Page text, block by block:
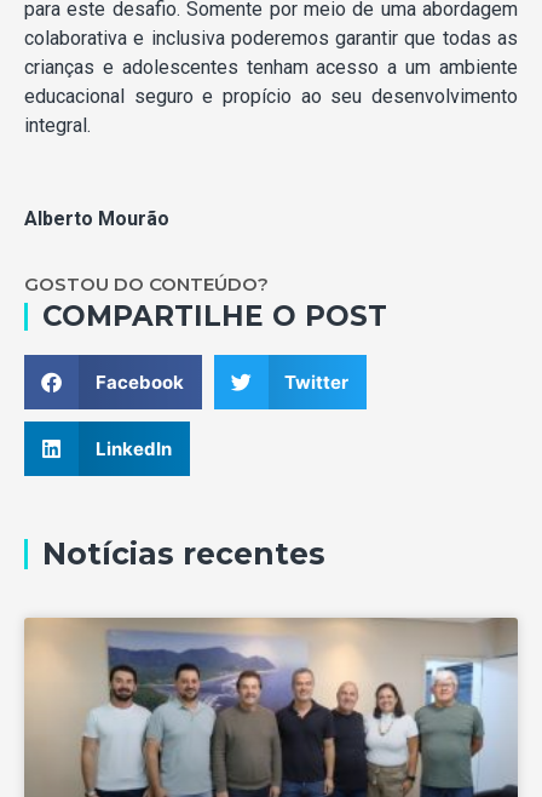
para este desafio. Somente por meio de uma abordagem
colaborativa e inclusiva poderemos garantir que todas as
crianças e adolescentes tenham acesso a um ambiente
educacional seguro e propício ao seu desenvolvimento
integral.
Alberto Mourão
GOSTOU DO CONTEÚDO?
COMPARTILHE O POST
Facebook Twitter
LinkedIn
Notícias recentes